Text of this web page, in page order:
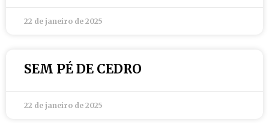
22 de janeiro de 2025
SEM PÉ DE CEDRO
22 de janeiro de 2025